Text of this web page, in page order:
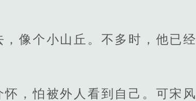
像个小山丘。不多时，他已经
，怕被外人看到自己。可宋风